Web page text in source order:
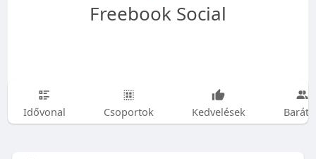
Freebook Social
Idővonal Csoportok Kedvelések